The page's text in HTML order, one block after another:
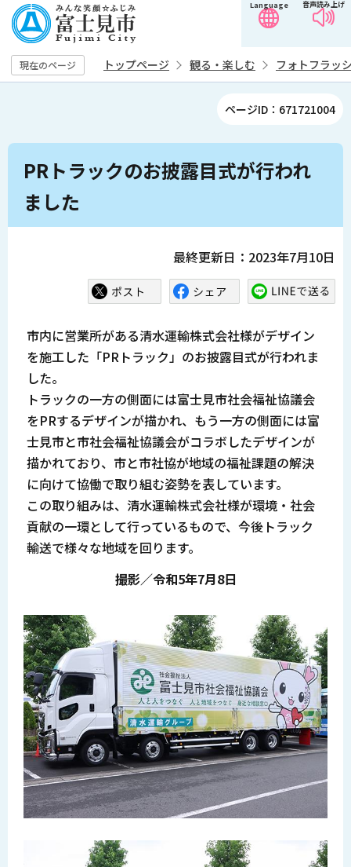
の
ペ
ー
音声読み上げ
Language
現在のページ トップページ 観る・楽しむ フォトフラッ
ページID：671721004
本
か
PRトラックのお披露目式が行われ
ました
最終更新日：2023年7月10日
市内に営業所がある清水運輸株式会社様がデザイン
を施工した「PRトラック」のお披露目式が行われま
した。
トラックの一方の側面には富士見市社会福祉協議会
をPRするデザインが描かれ、もう一方の側面には富
士見市と市社会福祉協議会がコラボしたデザインが
描かれており、市と市社協が地域の福祉課題の解決
に向けて協働で取り組む姿勢を表しています。
この取り組みは、清水運輸株式会社様が環境・社会
貢献の一環として行っているもので、今後トラック
輸送で様々な地域を回ります。
撮影／令和5年7月8日